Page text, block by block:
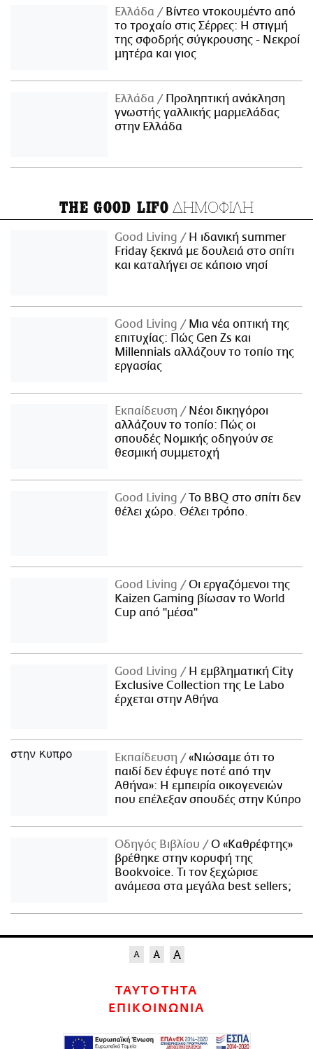
Ελλάδα
Βίντεο ντοκουμέντο από
το τροχαίο στις Σέρρες: Η στιγμή
της σφοδρής σύγκρουσης - Νεκροί
μητέρα και γιος
Ελλάδα
Προληπτική ανάκληση
γνωστής γαλλικής μαρμελάδας
στην Ελλάδα
THE GOOD LIFO ΔΗΜΟΦΙΛΗ
Good Living
Η ιδανική summer
Friday ξεκινά με δουλειά στο σπίτι
και καταλήγει σε κάποιο νησί
Good Living
Μια νέα οπτική της
επιτυχίας: Πώς Gen Zs και
Millennials αλλάζουν το τοπίο της
εργασίας
Εκπαίδευση
Νέοι δικηγόροι
αλλάζουν το τοπίο: Πώς οι
σπουδές Νομικής οδηγούν σε
θεσμική συμμετοχή
Good Living
Το BBQ στο σπίτι δεν
θέλει χώρο. Θέλει τρόπο.
Good Living
Οι εργαζόμενοι της
Kaizen Gaming βίωσαν το World
Cup από "μέσα"
Good Living
Η εμβληματική City
Exclusive Collection της Le Labo
έρχεται στην Αθήνα
Εκπαίδευση
«Νιώσαμε ότι το
παιδί δεν έφυγε ποτέ από την
Αθήνα»: Η εμπειρία οικογενειών
που επέλεξαν σπουδές στην Κύπρο
Οδηγός Βιβλίου
Ο «Καθρέφτης»
βρέθηκε στην κορυφή της
Bookvoice. Τι τον ξεχώρισε
ανάμεσα στα μεγάλα best sellers;
ΤΑΥΤΟΤΗΤΑ
ΕΠΙΚΟΙΝΩΝΙΑ